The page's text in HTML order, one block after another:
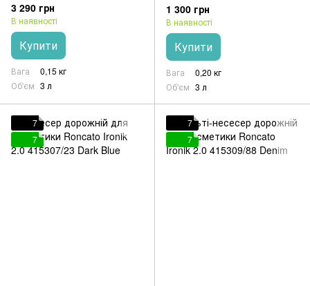
3 290 грн
В наявності
Купити
Вага
0,15 кг
Об'єм 3 л
1 300 грн
В наявності
Купити
Вага
0,20 кг
Об'єм 3 л
7
7
7
7